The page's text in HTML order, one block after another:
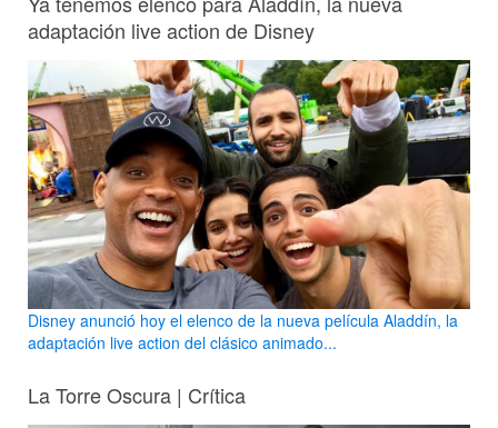
adaptación live action de Disney
Disney anunció hoy el elenco de la nueva película Aladdín, la
adaptación live action del clásico animado...
La Torre Oscura | Crítica